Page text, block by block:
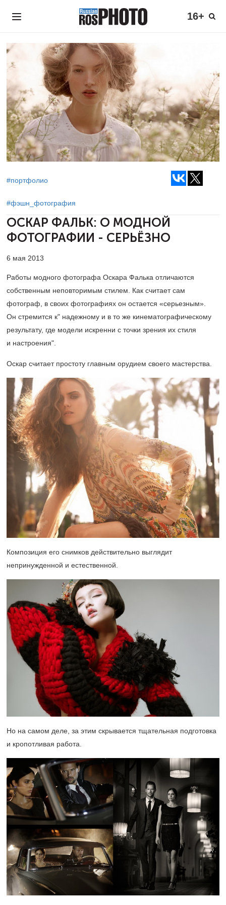
16+
#портфолио
#фэшн_фотография
ОСКАР ФАЛЬК: О МОДНОЙ
ФОТОГРАФИИ - СЕРЬЁЗНО
6 мая 2013
Работы модного фотографа Оскара Фалька отличаются
собственным неповторимым стилем. Как считает сам
фотограф, в своих фотографиях он остается «серьезным».
Он стремится к" надежному и в то же кинематографическому
результату, где модели искренни с точки зрения их стиля
и настроения".
Оскар считает простоту главным орудием своего мастерства.
Композиция его снимков действительно выглядит
непринужденной и естественной.
Но на самом деле, за этим скрывается тщательная подготовка
и кропотливая работа.